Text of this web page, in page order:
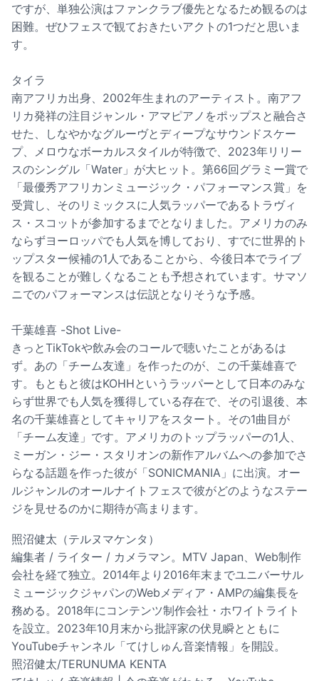
ですが、単独公演はファンクラブ優先となるため観るのは
困難。ぜひフェスで観ておきたいアクトの1つだと思いま
す。
タイラ
南アフリカ出身、2002年生まれのアーティスト。南アフ
リカ発祥の注目ジャンル・アマピアノをポップスと融合さ
せた、しなやかなグルーヴとディープなサウンドスケー
プ、メロウなボーカルスタイルが特徴で、2023年リリー
スのシングル「Water」が大ヒット。第66回グラミー賞で
「最優秀アフリカンミュージック・パフォーマンス賞」を
受賞し、そのリミックスに人気ラッパーであるトラヴィ
ス・スコットが参加するまでとなりました。アメリカのみ
ならずヨーロッパでも人気を博しており、すでに世界的ト
ップスター候補の1人であることから、今後日本でライブ
を観ることが難しくなることも予想されています。サマソ
ニでのパフォーマンスは伝説となりそうな予感。
千葉雄喜 -Shot Live-
きっとTikTokや飲み会のコールで聴いたことがあるは
ず。あの「チーム友達」を作ったのが、この千葉雄喜で
す。もともと彼はKOHHというラッパーとして日本のみな
らず世界でも人気を獲得している存在で、その引退後、本
名の千葉雄喜としてキャリアをスタート。その1曲目が
「チーム友達」です。アメリカのトップラッパーの1人、
ミーガン・ジー・スタリオンの新作アルバムへの参加でさ
らなる話題を作った彼が「SONICMANIA」に出演。オー
ルジャンルのオールナイトフェスで彼がどのようなステー
ジを見せるのかに期待が高まります。
照沼健太（テルヌマケンタ）
編集者 / ライター / カメラマン。MTV Japan、Web制作
会社を経て独立。2014年より2016年末までユニバーサル
ミュージックジャパンのWebメディア・AMPの編集長を
務める。2018年にコンテンツ制作会社・ホワイトライト
を設立。2023年10月末から批評家の伏見瞬とともに
YouTubeチャンネル「てけしゅん音楽情報」を開設。
照沼健太/TERUNUMA KENTA